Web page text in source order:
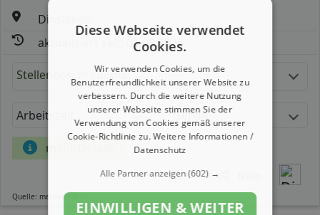
Dinslaken
aktualisiert seit: 05.08.2026
Stellenbeschreibung:
Arbeitszeit Gehalt
mehr Details
Quelle: meinestadt.de
Diese Webseite verwendet
Cookies.
Wir verwenden Cookies, um die
Benutzerfreundlichkeit unserer Website zu
verbessern. Durch die weitere Nutzung
unserer Webseite stimmen Sie der
Verwendung von Cookies gemäß unserer
Cookie-Richtlinie zu.Weitere Informationen /
Datenschutz
Alle Partner anzeigen(602) →
EINWILLIGEN & WEITER